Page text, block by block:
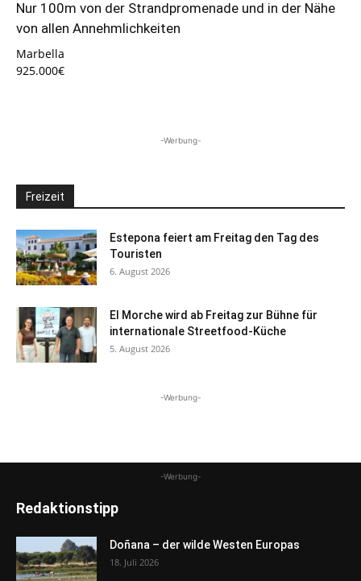
Nur 100m von der Strandpromenade und in der Nähe
von allen Annehmlichkeiten
Marbella
925.000€
-Werbung-
Freizeit
Estepona feiert am Freitag den Tag des
Touristen
6. August 2026
El Morche wird ab Freitag zur Bühne für
internationale Streetfood-Küche
5. August 2026
-Werbung-
-Werbung-
Redaktionstipp
Doñana – der wilde Westen Europas
18. Juli 2026